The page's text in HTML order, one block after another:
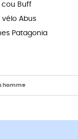
cou Buff
vélo Abus
Patagonia
homme